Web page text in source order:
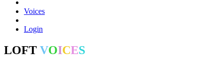
Voices
Login
LOFT VOICES